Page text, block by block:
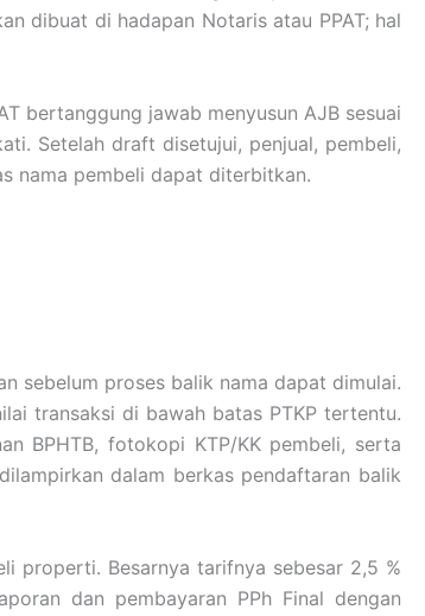
dibuat di hadapan Notaris atau PPAT; hal
bertanggung jawab menyusun AJB sesuai
Setelah draft disetujui, penjual, pembeli,
nama pembeli dapat diterbitkan.
sebelum proses balik nama dapat dimulai.
transaksi di bawah batas PTKP tertentu.
BPHTB, fotokopi KTP/KK pembeli, serta
dalam berkas pendaftaran balik
properti. Besarnya tarifnya sebesar 2,5 %
dan pembayaran PPh Final dengan